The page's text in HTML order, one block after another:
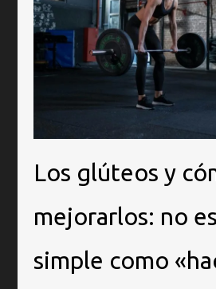
Los glúteos y
mejorarlos: no
simple como